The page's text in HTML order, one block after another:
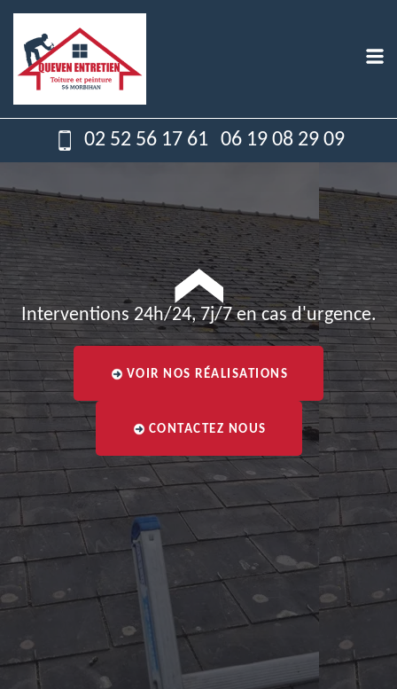
02 52 56 17 61 06 19 08 29 09
Interventions 24h/24, 7j/7 en cas d'urgence.
VOIR NOS RÉALISATIONS
CONTACTEZ NOUS